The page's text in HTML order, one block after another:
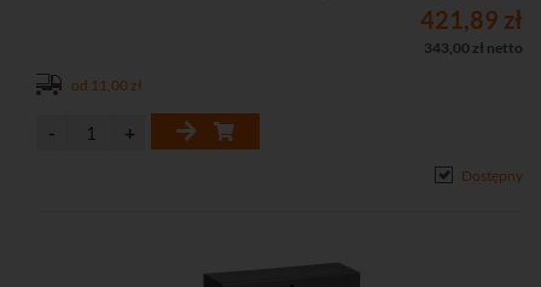
421,89 zł
343,00 zł netto
od 11,00 zł
Dostępny